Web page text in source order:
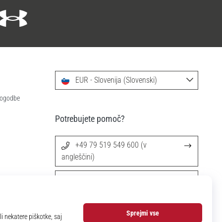
EUR - Slovenija (Slovenski)
Potrebujete pomoč?
+49 79 519 549 600 (v
angleščini)